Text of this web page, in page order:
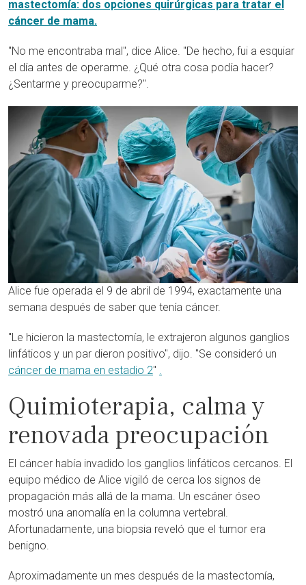
mastectomía: dos opciones quirúrgicas para tratar el
cáncer de mama.
"No me encontraba mal", dice Alice. "De hecho, fui a esquiar
el día antes de operarme. ¿Qué otra cosa podía hacer?
¿Sentarme y preocuparme?".
Alice fue operada el 9 de abril de 1994, exactamente una
semana después de saber que tenía cáncer.
"Le hicieron la mastectomía, le extrajeron algunos ganglios
linfáticos y un par dieron positivo", dijo. "Se consideró un
cáncer de mama en estadio 2" .
Quimioterapia, calma y
renovada preocupación
El cáncer había invadido los ganglios linfáticos cercanos. El
equipo médico de Alice vigiló de cerca los signos de
propagación más allá de la mama. Un escáner óseo
mostró una anomalía en la columna vertebral.
Afortunadamente, una biopsia reveló que el tumor era
benigno.
Aproximadamente un mes después de la mastectomía,